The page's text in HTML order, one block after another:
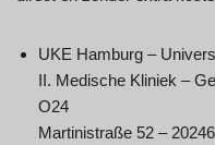
UKE Hamburg –
II. Medische Kliniek –
O24
Martinistraße 52 –